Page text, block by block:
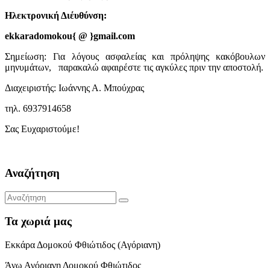
Ηλεκτρονική Διέυθύνση:
ekkaradomokou{ @ }gmail.com
Σημείωση: Για λόγους ασφαλείας και πρόληψης κακόβουλων
μηνυμάτων, παρακαλώ αφαιρέστε τις αγκύλες πριν την αποστολή.
Διαχειριστής: Ιωάννης Α. Μπούχρας
τηλ. 6937914658
Σας Ευχαριστούμε!
Αναζήτηση
Τα χωριά μας
Εκκάρα Δομοκού Φθιώτιδος (Αγόριανη)
Άνω Αγόριανη Δομοκού Φθιώτιδος